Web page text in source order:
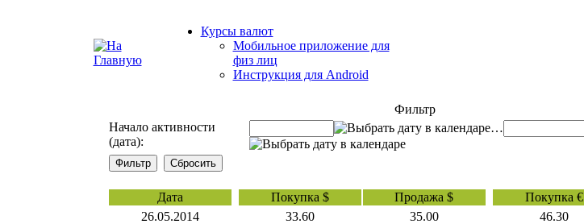
Курсы валют
Мобильное приложение для
физ лиц
Инструкция для Android
Фильтр
Начало активности
(дата):
…
Дата Покупка $ Продажа $ Покупка €
26.05.2014
33.60 35.00 46.30